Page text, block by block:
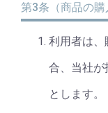
第3条（商品の購
利用者は、
合、当社が
とします。